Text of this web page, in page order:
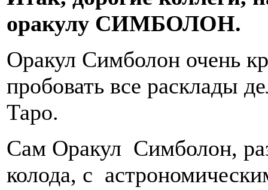
оракулу СИМБОЛОН.
Оракул Симболон очень
пробовать все расклады
Таро.
Сам Оракул Симболон,
колода, с